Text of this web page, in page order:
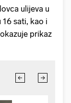
ulijeva u
sati, kao i
prikaz